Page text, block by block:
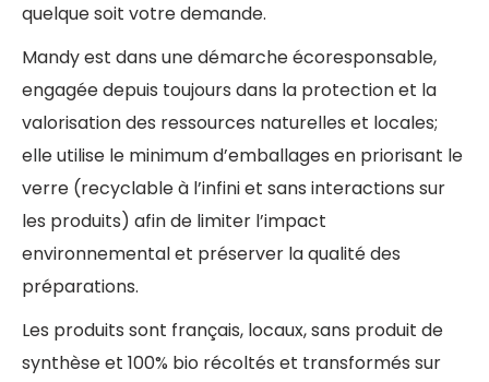
quelque soit votre demande.
Mandy est dans une démarche écoresponsable,
engagée depuis toujours dans la protection et la
valorisation des ressources naturelles et locales;
elle utilise le minimum d’emballages en priorisant le
verre (recyclable à l’infini et sans interactions sur
les produits) afin de limiter l’impact
environnemental et préserver la qualité des
préparations.
Les produits sont français, locaux, sans produit de
synthèse et 100% bio récoltés et transformés sur